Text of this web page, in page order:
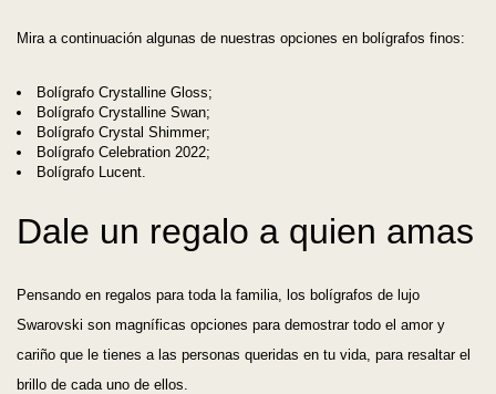
Mira a continuación algunas de nuestras opciones en bolígrafos finos:
Bolígrafo Crystalline Gloss;
Bolígrafo Crystalline Swan;
Bolígrafo Crystal Shimmer;
Bolígrafo Celebration 2022;
Bolígrafo Lucent.
Dale un regalo a quien amas
Pensando en regalos para toda la familia, los bolígrafos de lujo
Swarovski son magníficas opciones para demostrar todo el amor y
cariño que le tienes a las personas queridas en tu vida, para resaltar el
brillo de cada uno de ellos.